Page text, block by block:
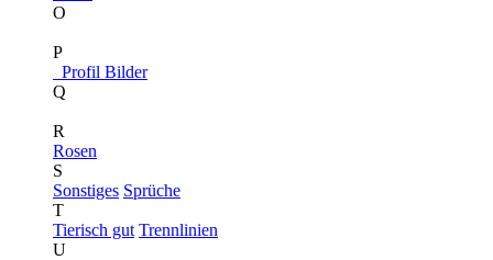
O
P
Profil Bilder
Q
R
Rosen
S
Sonstiges Sprüche
T
Tierisch gut Trennlinien
U